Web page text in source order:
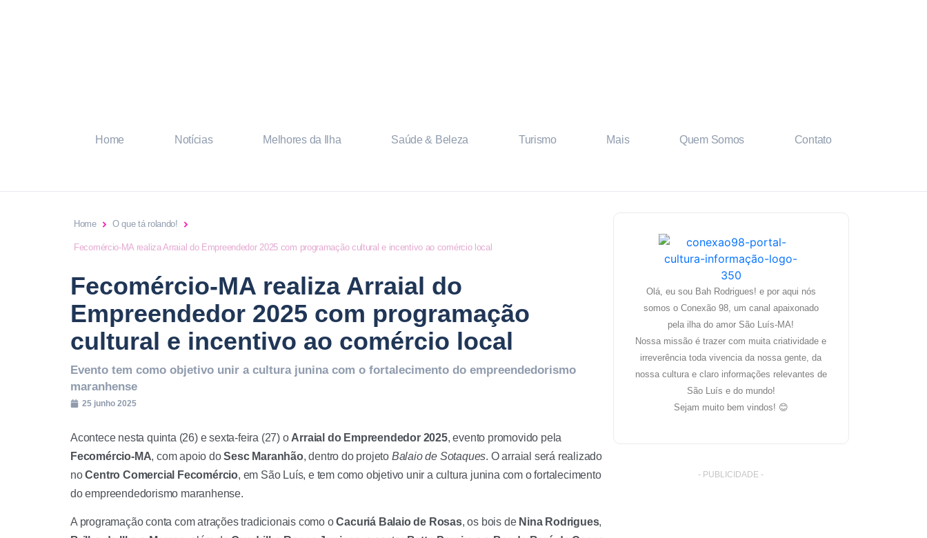
Home Notícias Melhores da Ilha Saúde & Beleza Turismo Mais Quem Somos Contato
Home O que tá rolando!
Fecomércio-MA realiza Arraial do Empreendedor 2025 com programação cultural e incentivo ao comércio local
Fecomércio-MA realiza Arraial do
Empreendedor 2025 com programação
cultural e incentivo ao comércio local
Evento tem como objetivo unir a cultura junina com o fortalecimento do empreendedorismo
maranhense
25 junho 2025
Acontece nesta quinta (26) e sexta-feira (27) o Arraial do Empreendedor 2025, evento promovido pela
Fecomércio-MA, com apoio doSesc Maranhão, dentro do projeto Balaio de Sotaques. O arraial será realizado
noCentro Comercial Fecomércio, em São Luís, e tem como objetivo unir a cultura junina com o fortalecimento
do empreendedorismo maranhense.
A programação conta com atrações tradicionais como oCacuriá Balaio de Rosas, os bois de Nina Rodrigues,
Olá, eu sou Bah Rodrigues! e por aqui nós
somos o Conexão 98, um canal apaixonado
pela ilha do amor São Luís-MA!
Nossa missão é trazer com muita criatividade e
irreverência toda vivencia da nossa gente, da
nossa cultura e claro informações relevantes de
São Luís e do mundo!
Sejam muito bem vindos! 😊
- PUBLICIDADE -